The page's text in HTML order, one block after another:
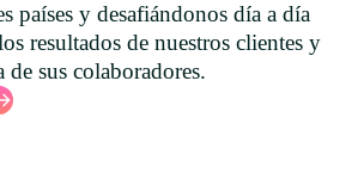
países y desafiándonos día a día
resultados de nuestros clientes y
sus colaboradores.